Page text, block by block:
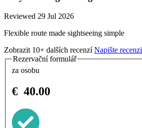
Reviewed 29 Jul 2026
Flexible route made sightseeing simple
Zobrazit 10+ dalších recenzí Napište recenzi
Rezervační formulář
za osobu
€ 40.00